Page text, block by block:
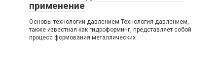
применение
Основы технологии давлением Технология давлением,
также известная как гидроформинг, представляет собой
процесс формования металлических